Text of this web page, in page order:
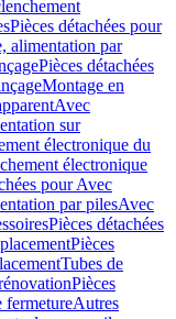
Pièces détachées pour
alimentation par
Pièces détachées
Montage en
Avec
sur
électronique du
électronique
pour Avec
par pilesAvec
Pièces détachées
Pièces
Tubes de
Pièces
fermetureAutres